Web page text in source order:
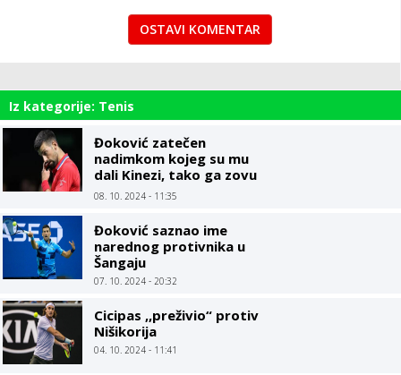
OSTAVI KOMENTAR
Iz kategorije: Tenis
Đoković zatečen
nadimkom kojeg su mu
dali Kinezi, tako ga zovu
od početka karijere
08. 10. 2024 - 11:35
Đoković saznao ime
narednog protivnika u
Šangaju
07. 10. 2024 - 20:32
Cicipas ,,preživio“ protiv
Nišikorija
04. 10. 2024 - 11:41